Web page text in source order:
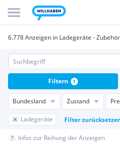
6.778 Anzeigen in Ladegeräte -
Bundesland Zustand
Ladegeräte Filter
Filtern 1
Infos zur Reihung der Anzeigen